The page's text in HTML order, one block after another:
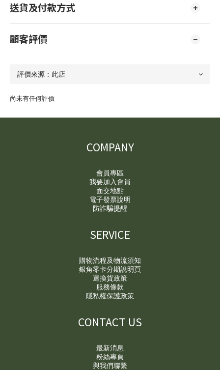
送貨及付款方式
顧客評價
尚未有任何評價
COMPANY
會員專區
我要加入會員
面交地點
電子發票說明
防詐騙提醒
SERVICE
購物流程及物流須知
銀角零卡分期說明頁
退換貨政策
服務條款
隱私權保護政策
CONTACT US
最新消息
粉絲專頁
與我們聯繫